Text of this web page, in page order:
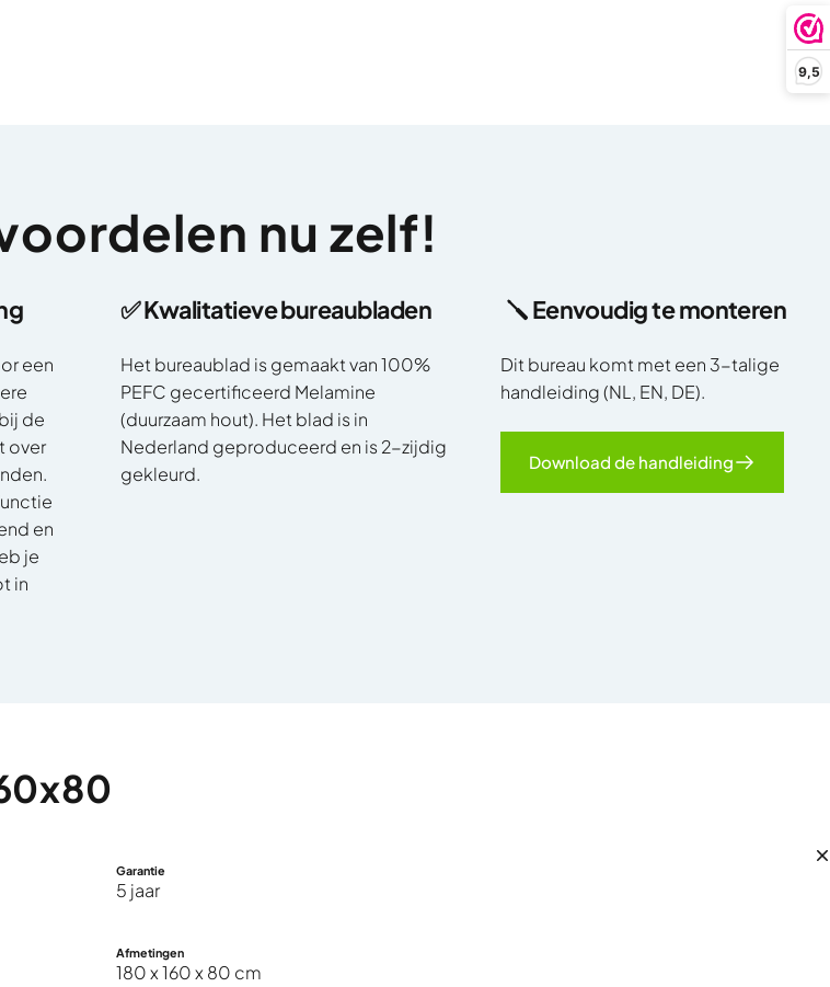
9,5
nu zelf!
een
de
over
en
je
in
✅ Kwalitatieve bureaubladen
Het bureaublad is gemaakt van 100%
PEFC gecertificeerd Melamine
(duurzaam hout). Het blad is in
Nederland geproduceerd en is 2-zijdig
gekleurd.
🪛 Eenvoudig te monteren
Dit bureau komt met een 3-talige
handleiding (NL, EN, DE).
Download de handleiding
Garantie
5 jaar
Afmetingen
180 x 160 x 80 cm